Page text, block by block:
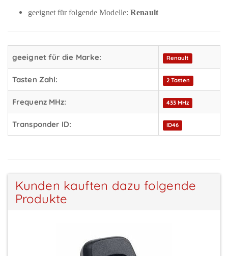
geeignet für folgende Modelle: Renault
geeignet für die Marke: Renault
Tasten Zahl: 2 Tasten
Frequenz MHz: 433 MHz
Transponder ID: ID46
Kunden kauften dazu folgende
Produkte